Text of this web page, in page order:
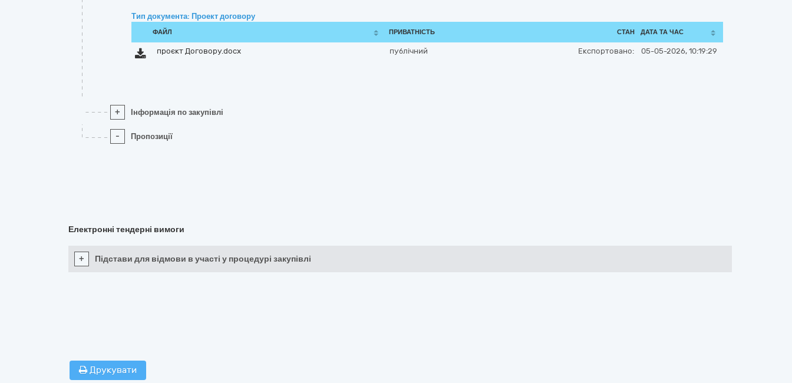
Тип документа: Проект договору
ФАЙЛ ПРИВАТНІСТЬ СТАН ДАТА ТА ЧАС
проєкт Договору.docx публічний Експортовано: 05-05-2026, 10:19:29
+ Інформація по закупівлі
- Пропозиції
Електронні тендерні вимоги
+ Підстави для відмови в участі у процедурі закупівлі
Друкувати